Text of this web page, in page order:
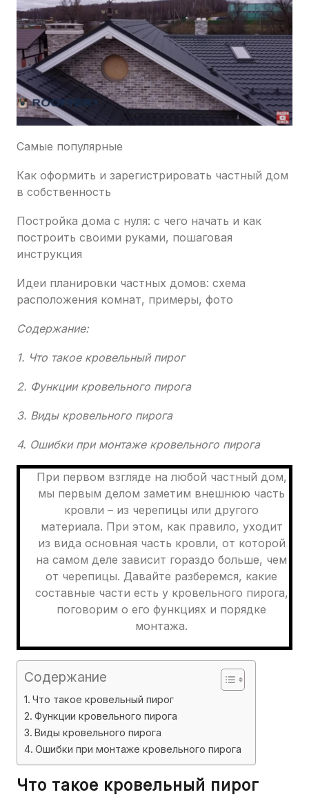
Самые популярные
Как оформить и зарегистрировать частный дом
в собственность
Постройка дома с нуля: с чего начать и как
построить своими руками, пошаговая
инструкция
Идеи планировки частных домов: схема
расположения комнат, примеры, фото
Содержание:
1. Что такое кровельный пирог
2. Функции кровельного пирога
3. Виды кровельного пирога
4. Ошибки при монтаже кровельного пирога
При первом взгляде на любой частный дом,
мы первым делом заметим внешнюю часть
кровли – из черепицы или другого
материала. При этом, как правило, уходит
из вида основная часть кровли, от которой
на самом деле зависит гораздо больше, чем
от черепицы. Давайте разберемся, какие
составные части есть у кровельного пирога,
поговорим о его функциях и порядке
монтажа.
Содержание
Что такое кровельный пирог
Функции кровельного пирога
Виды кровельного пирога
Ошибки при монтаже кровельного пирога
Что такое кровельный пирог